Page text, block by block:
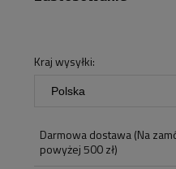
Kraj wysyłki:
Darmowa dostawa(Na
powyżej 500 zł)